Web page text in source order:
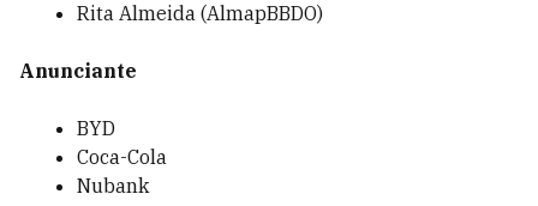
Rita Almeida (AlmapBBDO)
Anunciante
BYD
Coca-Cola
Nubank